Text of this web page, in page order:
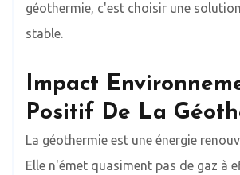
géothermie, c'est choisir une
stable.
Impact
Positif De La
La géothermie est une énergie
Elle n'émet quasiment pas de gaz à